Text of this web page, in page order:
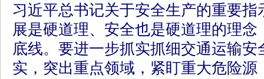
习近平总书记关于安全生产的重要
展是硬道理、安全也是硬道理的理
底线。要进一步抓实抓细交通运输安
实，突出重点领域，紧盯重大危险